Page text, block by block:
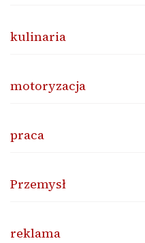
kulinaria
motoryzacja
praca
Przemysł
reklama